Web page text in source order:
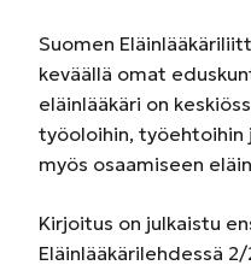
Suomen
keväällä omat
eläinlääkäri on
työoloihin, työehtoihin
myös osaamiseen
Kirjoitus on julkaistu
Eläinlääkärilehdessä